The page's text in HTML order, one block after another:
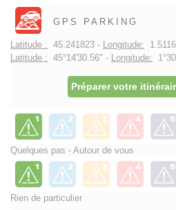
GPS PARKING
Latitude : 45.241823 - Longitude:
Latitude : 45°14'30.56" - Longitude:
Préparer votre
Quelques pas - Autour de vous
Rien de particulier